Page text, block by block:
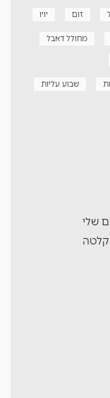
זום יויו
מחולל דאבל
שבוע עליות
שלי